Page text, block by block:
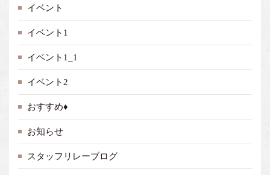
イベント
イベント1
イベント1_1
イベント2
おすすめ♦
お知らせ
スタッフリレーブログ